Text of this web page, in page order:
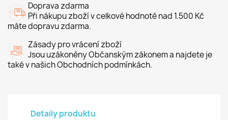
Doprava zdarma
Při nákupu zboží v celkové hodnotě nad 1.500 Kč
máte dopravu zdarma.
Zásady pro vrácení zboží
Jsou uzákoněny Občanským zákonem a najdete je
také v našich Obchodních podmínkách.
Detaily produktu